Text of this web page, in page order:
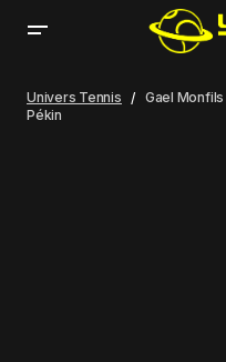
Univers Tennis
Gael
Pékin